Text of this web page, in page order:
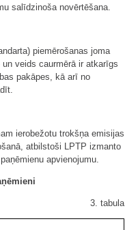
salīdzinoša novērtēšana.
piemērošanas joma
veids caurmērā ir atkarīgs
pakāpes, kā arī no
ierobežotu trokšņa emisijas
atbilstoši LPTP izmanto
apvienojumu.
3. tabula